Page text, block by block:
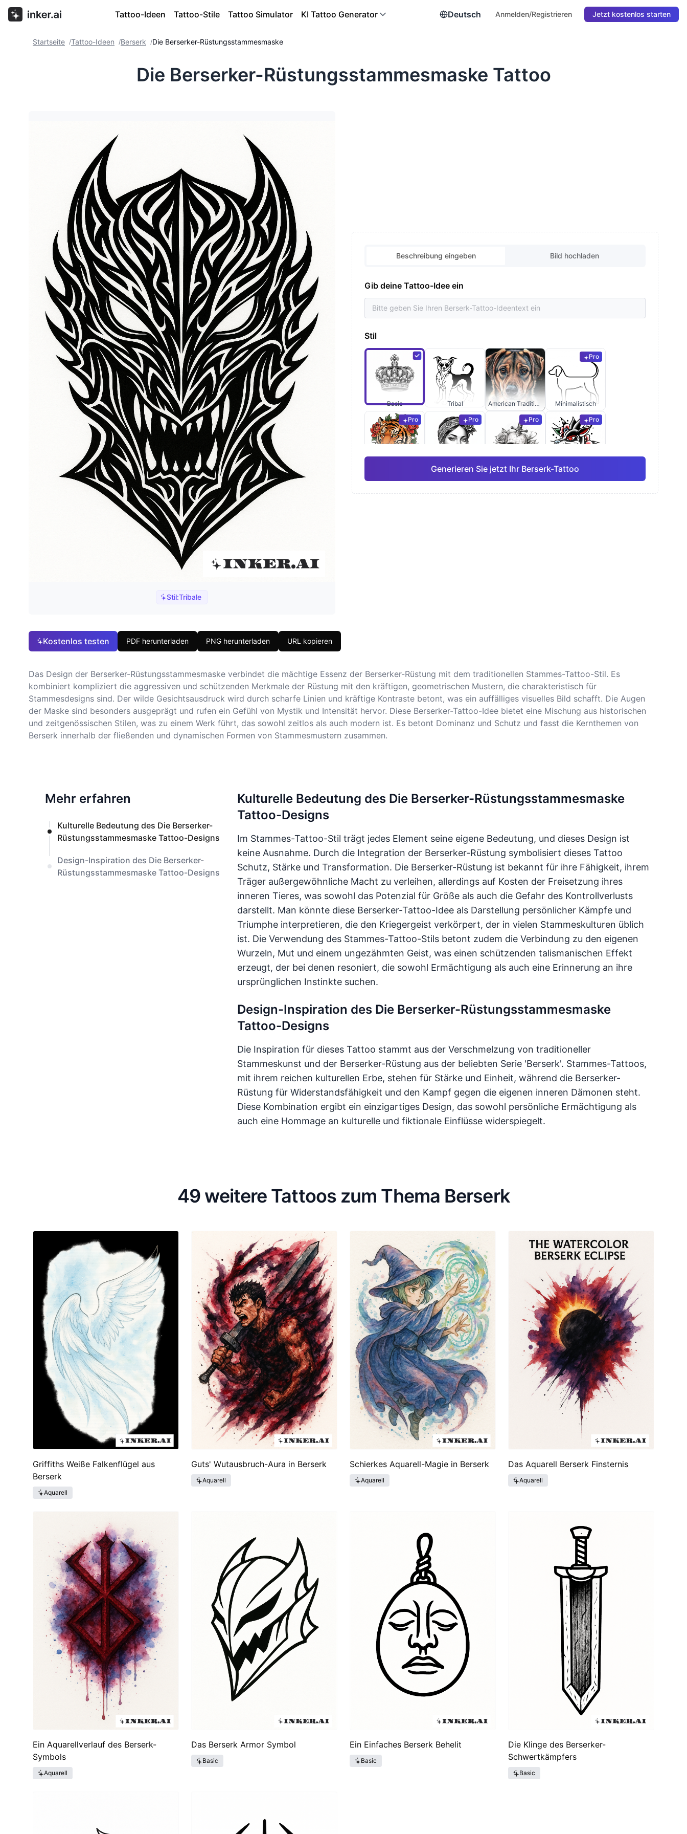
Deutsch Anmelden/Registrieren Jetzt kostenlos starten
Tattoo-Ideen Tattoo-Stile Tattoo Simulator KI Tattoo Generator
Startseite /Tattoo-Ideen /Berserk /Die Berserker-Rüstungsstammesmaske
Die Berserker-Rüstungsstammesmaske Tattoo
Stil:Tribale
Beschreibung eingeben Bild hochladen
Gib deine Tattoo-Idee ein
Stil
Basic Tribal American Traditional
Pro
Minimalistisch
Pro
Japanisch
Pro
Aquarell
Pro
Feine Linie
Pro
Anime
Generieren Sie jetzt Ihr Berserk-Tattoo
Kostenlos testen PDF herunterladen PNG herunterladen URL kopieren
Das Design der Berserker-Rüstungsstammesmaske verbindet die mächtige Essenz der Berserker-Rüstung mit dem traditionellen Stammes-Tattoo-Stil. Es
kombiniert kompliziert die aggressiven und schützenden Merkmale der Rüstung mit den kräftigen, geometrischen Mustern, die charakteristisch für
Stammesdesigns sind. Der wilde Gesichtsausdruck wird durch scharfe Linien und kräftige Kontraste betont, was ein auffälliges visuelles Bild schafft. Die Augen
der Maske sind besonders ausgeprägt und rufen ein Gefühl von Mystik und Intensität hervor. Diese Berserker-Tattoo-Idee bietet eine Mischung aus historischen
und zeitgenössischen Stilen, was zu einem Werk führt, das sowohl zeitlos als auch modern ist. Es betont Dominanz und Schutz und fasst die Kernthemen von
Berserk innerhalb der fließenden und dynamischen Formen von Stammesmustern zusammen.
Mehr erfahren
Kulturelle Bedeutung des Die Berserker-
Rüstungsstammesmaske Tattoo-Designs
Design-Inspiration des Die Berserker-
Rüstungsstammesmaske Tattoo-Designs
Kulturelle Bedeutung des Die Berserker-Rüstungsstammesmaske
Tattoo-Designs
Im Stammes-Tattoo-Stil trägt jedes Element seine eigene Bedeutung, und dieses Design ist
keine Ausnahme. Durch die Integration der Berserker-Rüstung symbolisiert dieses Tattoo
Schutz, Stärke und Transformation. Die Berserker-Rüstung ist bekannt für ihre Fähigkeit, ihrem
Träger außergewöhnliche Macht zu verleihen, allerdings auf Kosten der Freisetzung ihres
inneren Tieres, was sowohl das Potenzial für Größe als auch die Gefahr des Kontrollverlusts
darstellt. Man könnte diese Berserker-Tattoo-Idee als Darstellung persönlicher Kämpfe und
Triumphe interpretieren, die den Kriegergeist verkörpert, der in vielen Stammeskulturen üblich
ist. Die Verwendung des Stammes-Tattoo-Stils betont zudem die Verbindung zu den eigenen
Wurzeln, Mut und einem ungezähmten Geist, was einen schützenden talismanischen Effekt
erzeugt, der bei denen resoniert, die sowohl Ermächtigung als auch eine Erinnerung an ihre
ursprünglichen Instinkte suchen.
Design-Inspiration des Die Berserker-Rüstungsstammesmaske
Tattoo-Designs
Die Inspiration für dieses Tattoo stammt aus der Verschmelzung von traditioneller
Stammeskunst und der Berserker-Rüstung aus der beliebten Serie 'Berserk'. Stammes-Tattoos,
mit ihrem reichen kulturellen Erbe, stehen für Stärke und Einheit, während die Berserker-
Rüstung für Widerstandsfähigkeit und den Kampf gegen die eigenen inneren Dämonen steht.
Diese Kombination ergibt ein einzigartiges Design, das sowohl persönliche Ermächtigung als
auch eine Hommage an kulturelle und fiktionale Einflüsse widerspiegelt.
49 weitere Tattoos zum Thema Berserk
Griffiths Weiße Falkenflügel aus
Berserk
Aquarell
Guts' Wutausbruch-Aura in Berserk
Aquarell
Schierkes Aquarell-Magie in Berserk
Aquarell
Das Aquarell Berserk Finsternis
Aquarell
Ein Aquarellverlauf des Berserk-
Symbols
Aquarell
Das Berserk Armor Symbol
Basic
Ein Einfaches Berserk Behelit
Basic
Die Klinge des Berserker-
Schwertkämpfers
Basic